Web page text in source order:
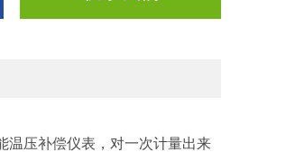
温压补偿仪表，对一次计量出来